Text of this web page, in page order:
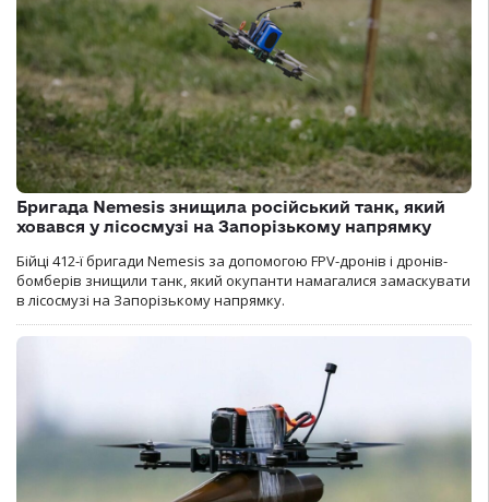
Бригада Nemesis знищила російський танк, який
ховався у лісосмузі на Запорізькому напрямку
Бійці 412-ї бригади Nemesis за допомогою FPV-дронів і дронів-
бомберів знищили танк, який окупанти намагалися замаскувати
в лісосмузі на Запорізькому напрямку.